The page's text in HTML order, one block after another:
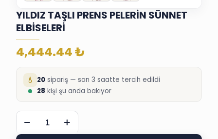
YILDIZ TAŞLI PRENS PELERİN SÜNNET
ELBİSELERİ
4,444.44₺
20 sipariş — son 3 saatte tercih edildi
28 kişi şu anda bakıyor
YILDIZ
TAŞLI
PRENS